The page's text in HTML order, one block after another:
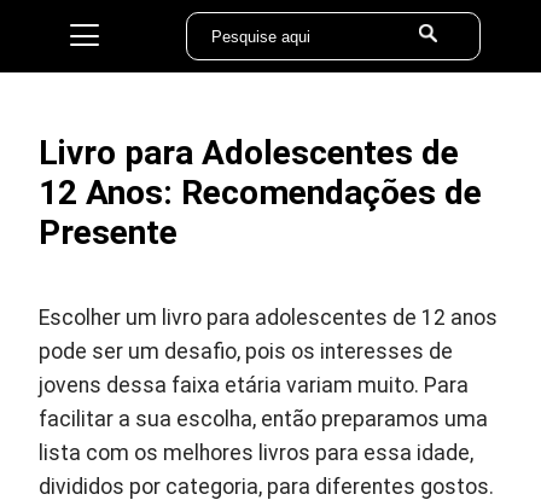
Livro para Adolescentes de
12 Anos: Recomendações de
Presente
Escolher um livro para adolescentes de 12 anos
pode ser um desafio, pois os interesses de
jovens dessa faixa etária variam muito. Para
facilitar a sua escolha, então preparamos uma
lista com os melhores livros para essa idade,
divididos por categoria, para diferentes gostos.